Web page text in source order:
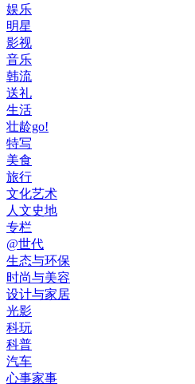
娱乐
明星
影视
音乐
韩流
送礼
生活
壮龄go!
特写
美食
旅行
文化艺术
人文史地
专栏
@世代
生态与环保
时尚与美容
设计与家居
光影
科玩
科普
汽车
心事家事